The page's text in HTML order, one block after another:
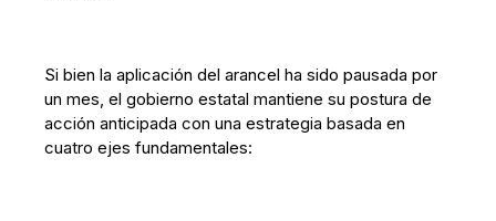
Si bien la aplicación del arancel ha sido pausada por
un mes, el gobierno estatal mantiene su postura de
acción anticipada con una estrategia basada en
cuatro ejes fundamentales: